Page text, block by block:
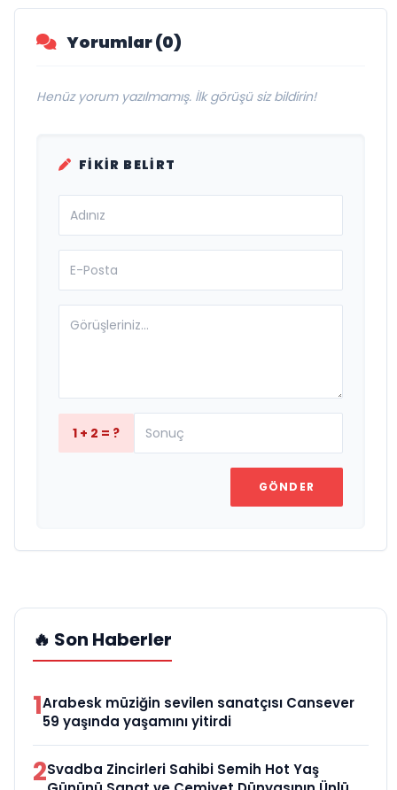
Yorumlar (0)
Henüz yorum yazılmamış. İlk görüşü siz bildirin!
FIKIR BELIRT
1 + 2 = ?
GÖNDER
🔥 Son Haberler
1Arabesk müziğin sevilen sanatçısı Cansever
59 yaşında yaşamını yitirdi
2Svadba Zincirleri Sahibi Semih Hot Yaş